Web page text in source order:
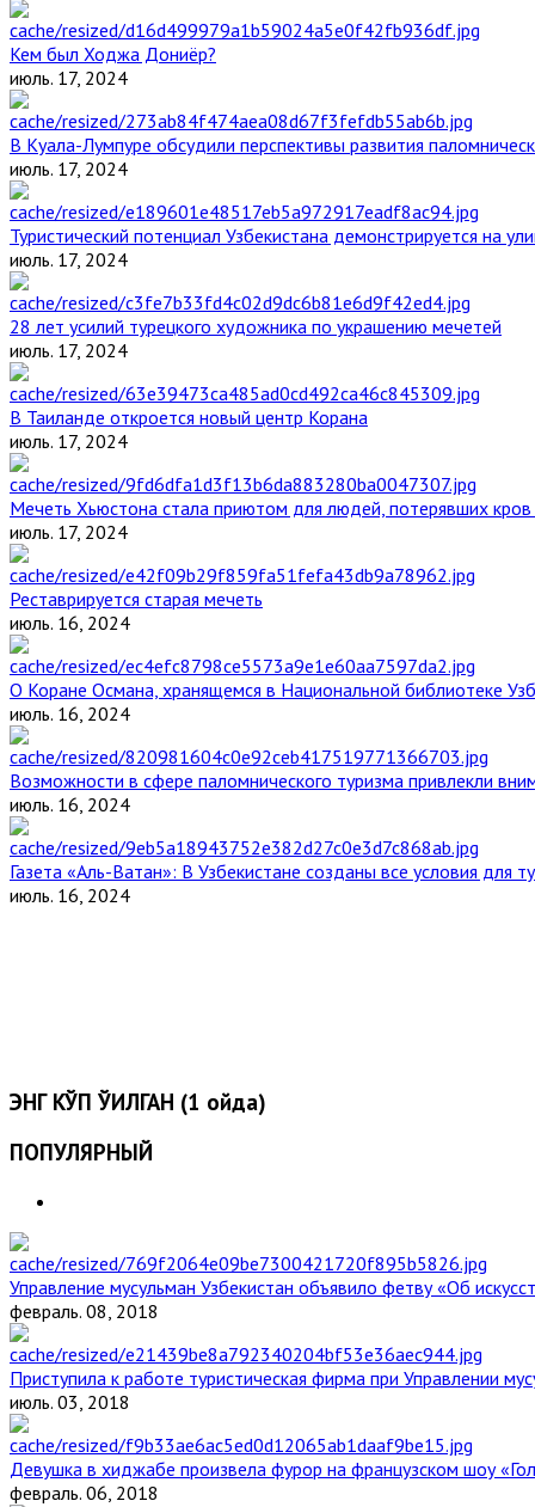
Кем был Ходжа Дониёр?
июль. 17, 2024
В Куала-Лумпуре обсудили перспективы развития
июль. 17, 2024
Туристический потенциал Узбекистана демонстрируется на
июль. 17, 2024
28 лет усилий турецкого художника по украшению мечетей
июль. 17, 2024
В Таиланде откроется новый центр Корана
июль. 17, 2024
Мечеть Хьюстона стала приютом для людей, потерявших кров
июль. 17, 2024
Реставрируется старая мечеть
июль. 16, 2024
О Коране Османа, хранящемся в Национальной библиотеке
июль. 16, 2024
Возможности в сфере паломнического туризма привлекли
июль. 16, 2024
Газета «Аль-Ватан»: В Узбекистане созданы все условия для
июль. 16, 2024
ЭНГ КЎП ЎҚИЛГАН (1 ойда)
ПОПУЛЯРНЫЙ
Управление мусульман Узбекистан объявило фетву «Об
февраль. 08, 2018
Приступила к работе туристическая фирма при Управлении
июль. 03, 2018
Девушка в хиджабе произвела фурор на французском шоу
февраль. 06, 2018